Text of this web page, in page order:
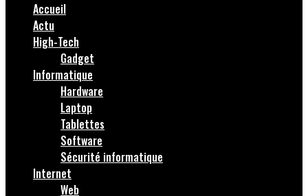
Accueil
Actu
High-Tech
Gadget
Informatique
Hardware
Laptop
Tablettes
Software
Sécurité informatique
Internet
Web